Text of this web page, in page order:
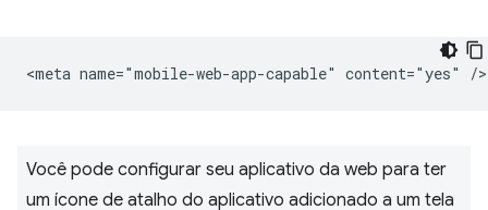
Você pode configurar seu aplicativo da web para ter
um ícone de atalho do aplicativo adicionado a um tela